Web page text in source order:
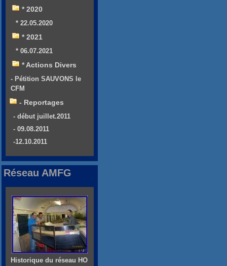
* 2020
* 22.05.2020
* 2021
* 06.07.2021
* Actions Divers
- Pétition SAUVONS le
CFM
- Reportages
- début juillet.2011
- 09.08.2011
-12.10.2011
Réseau AMFG
Historique du réseau HO